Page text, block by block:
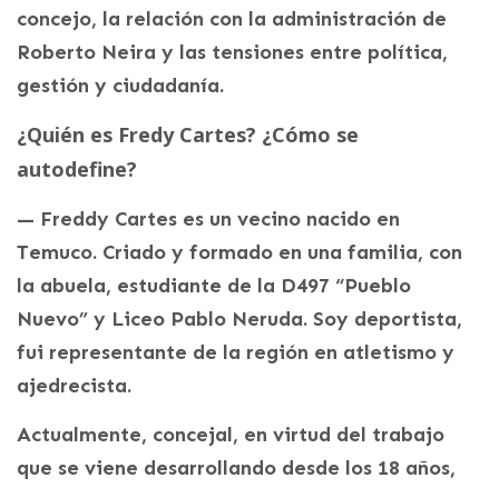
concejo, la relación con la administración de
Roberto Neira y las tensiones entre política,
gestión y ciudadanía.
¿Quién es Fredy Cartes? ¿Cómo se
autodefine?
— Freddy Cartes es un vecino nacido en
Temuco. Criado y formado en una familia, con
la abuela, estudiante de la D497 “Pueblo
Nuevo” y Liceo Pablo Neruda. Soy deportista,
fui representante de la región en atletismo y
ajedrecista.
Actualmente, concejal, en virtud del trabajo
que se viene desarrollando desde los 18 años,